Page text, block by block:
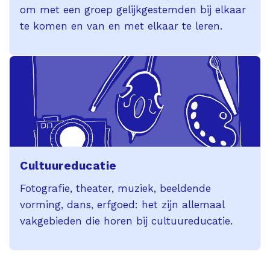
om met een groep gelijkgestemden bij elkaar
te komen en van en met elkaar te leren.
Cultuureducatie
Fotografie, theater, muziek, beeldende
vorming, dans, erfgoed: het zijn allemaal
vakgebieden die horen bij cultuureducatie.